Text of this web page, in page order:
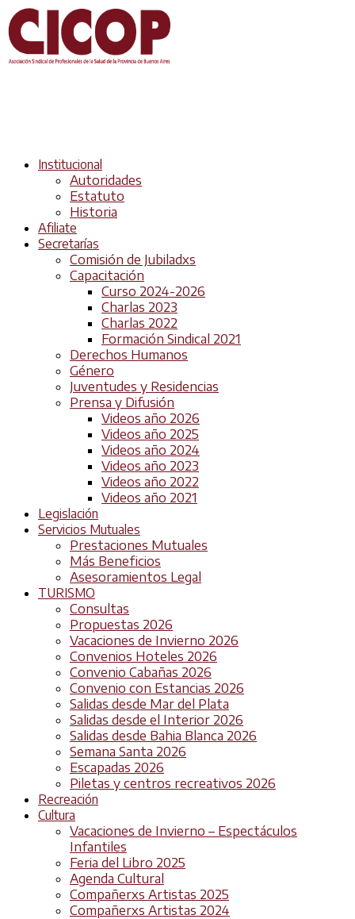
Institucional
Autoridades
Estatuto
Historia
Afiliate
Secretarías
Comisión de Jubiladxs
Capacitación
Curso 2024-2026
Charlas 2023
Charlas 2022
Formación Sindical 2021
Derechos Humanos
Género
Juventudes y Residencias
Prensa y Difusión
Videos año 2026
Videos año 2025
Videos año 2024
Videos año 2023
Videos año 2022
Videos año 2021
Legislación
Servicios Mutuales
Prestaciones Mutuales
Más Beneficios
Asesoramientos Legal
TURISMO
Consultas
Propuestas 2026
Vacaciones de Invierno 2026
Convenios Hoteles 2026
Convenio Cabañas 2026
Convenio con Estancias 2026
Salidas desde Mar del Plata
Salidas desde el Interior 2026
Salidas desde Bahia Blanca 2026
Semana Santa 2026
Escapadas 2026
Piletas y centros recreativos 2026
Recreación
Cultura
Vacaciones de Invierno – Espectáculos
Infantiles
Feria del Libro 2025
Agenda Cultural
Compañerxs Artistas 2025
Compañerxs Artistas 2024